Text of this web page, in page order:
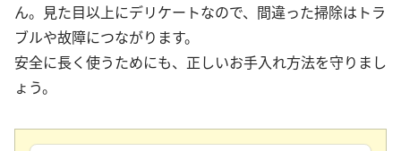
ん。見た目以上にデリケートなので、間違った掃除はトラ
ブルや故障につながります。
安全に長く使うためにも、正しいお手入れ方法を守りまし
ょう。